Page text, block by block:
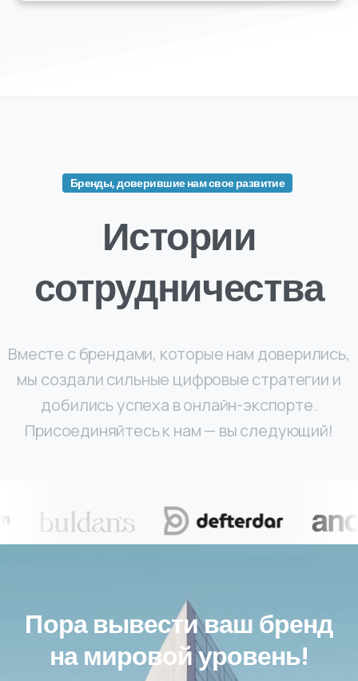
Бренды, доверившие нам свое развитие
Истории
сотрудничества
Вместе с брендами, которые нам доверились,
мы создали сильные цифровые стратегии и
добились успеха в онлайн-экспорте.
Присоединяйтесь к нам — вы следующий!
Пора вывести ваш бренд
на мировой уровень!